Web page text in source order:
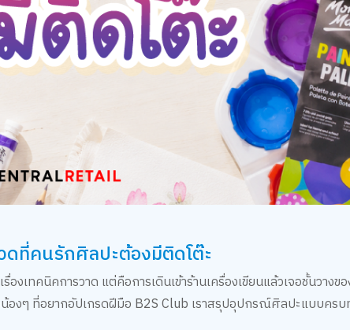
ที่คนรักศิลปะต้องมีติดโต๊ะ
งเทคนิคการวาด แต่คือการเดินเข้าร้านเครื่องเขียนแล้วเจอชั้นวางข
องๆ ที่อยากอัปเกรดฝีมือ B2S Club เราสรุปอุปกรณ์ศิลปะแบบคร